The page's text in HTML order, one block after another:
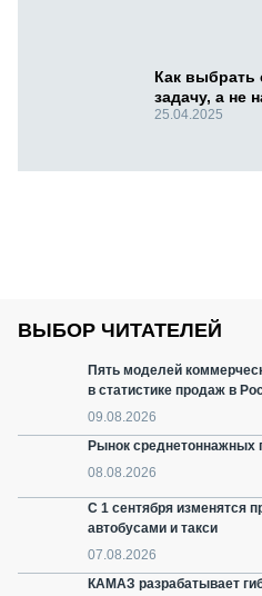
Как выбрать
задачу, а не
25.04.2025
ВЫБОР ЧИТАТЕЛЕЙ
Пять моделей
в статистике продаж в
09.08.2026
Рынок среднетоннажных
08.08.2026
С 1 сентября изменятся
автобусами и такси
07.08.2026
КАМАЗ разрабатывает